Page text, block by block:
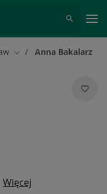
Zmień miasto
Anna Bakalarz
Więcej